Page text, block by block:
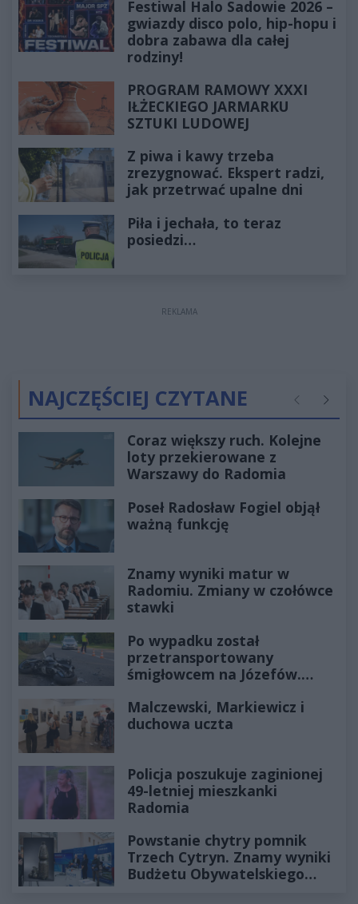
Festiwal Halo Sadowie 2026 –
gwiazdy disco polo, hip-hopu i
dobra zabawa dla całej
rodziny!
PROGRAM RAMOWY XXXI
IŁŻECKIEGO JARMARKU
SZTUKI LUDOWEJ
Z piwa i kawy trzeba
zrezygnować. Ekspert radzi,
jak przetrwać upalne dni
Piła i jechała, to teraz
posiedzi…
REKLAMA
NAJCZĘŚCIEJ CZYTANE Poprzednie
Coraz większy ruch. Kolejne
loty przekierowane z
Warszawy do Radomia
Poseł Radosław Fogiel objął
ważną funkcję
Znamy wyniki matur w
Radomiu. Zmiany w czołówce
stawki
Po wypadku został
przetransportowany
śmigłowcem na Józefów.
Malczewski, Markiewicz i
duchowa uczta
Policja poszukuje zaginionej
49-letniej mieszkanki
Radomia
Powstanie chytry pomnik
Trzech Cytryn. Znamy wyniki
Budżetu Obywatelskiego